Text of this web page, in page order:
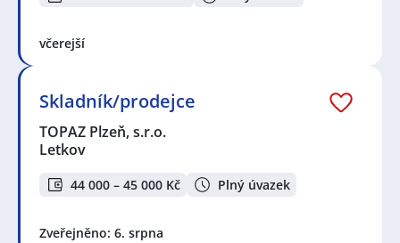
včerejší
Skladník/prodejce
TOPAZ Plzeň, s.r.o.
Letkov
44 000 – 45 000 Kč Plný úvazek
Zveřejněno: 6. srpna